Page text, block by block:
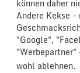
können daher
Andere Kekse
"Google",
"Werbepartner"
wohl ablehnen.